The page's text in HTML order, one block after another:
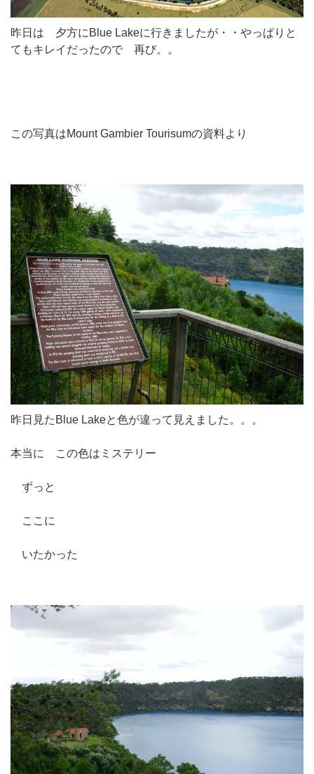
昨日は 夕方にBlue Lakeに行きましたが・・やっぱりと
てもキレイだったので 再び。。
この写真はMount Gambier Tourisumの資料より
昨日見たBlue Lakeと色が違って見えました。。。
本当に この色はミステリー
ずっと
ここに
いたかった